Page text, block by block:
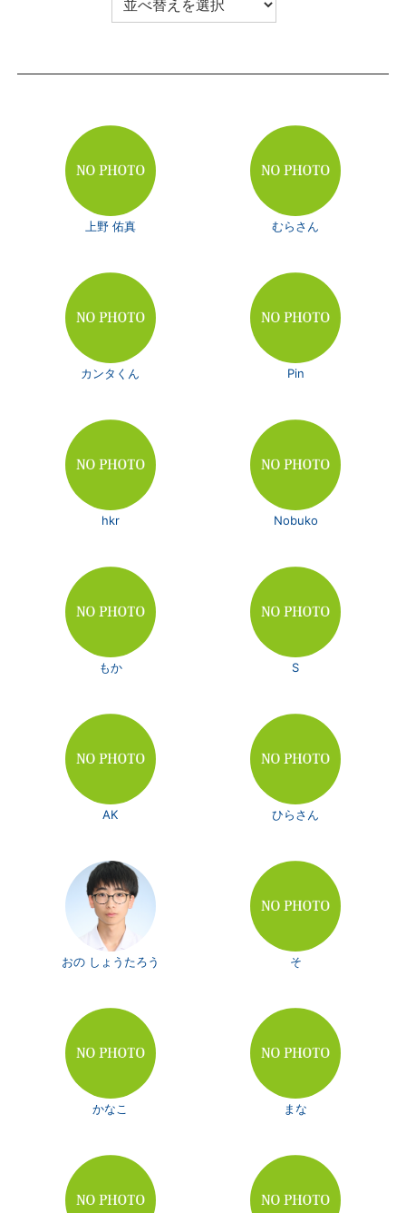
上野 佑真 むらさん
カンタくん Pin
hkr Nobuko
もか S
AK ひらさん
おの しょうたろう そ
かなこ まな